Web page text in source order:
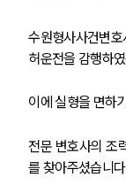
수원형사사건변
허운전을 감행하
이에 실형을 면하
전문 변호사의 조
를 찾아주셨습니다.